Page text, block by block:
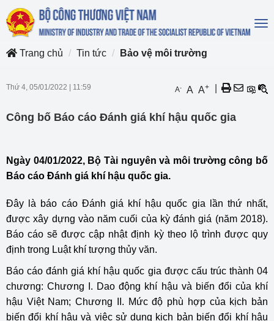
Trang chủ
Tin tức Bảo vệ môi trường
Thứ 4, 05/01/2022 11:59 A- A A+
Công bố Báo cáo Đánh giá khí hậu quốc gia
Ngày 04/01/2022, Bộ Tài nguyên và môi trường công bố
Báo cáo Đánh giá khí hậu quốc gia.
Đây là báo cáo Đánh giá khí hậu quốc gia lần thứ nhất,
được xây dựng vào năm cuối của kỳ đánh giá (năm 2018).
Báo cáo sẽ được cập nhật định kỳ theo lộ trình được quy
định trong Luật khí tượng thủy văn.
Báo cáo đánh giá khí hậu quốc gia được cấu trúc thành 04
chương: Chương I. Dao động khí hậu và biến đổi của khí
hậu Việt Nam; Chương II. Mức độ phù hợp của kịch bản
biến đổi khí hậu và việc sử dụng kịch bản biến đổi khí hậu